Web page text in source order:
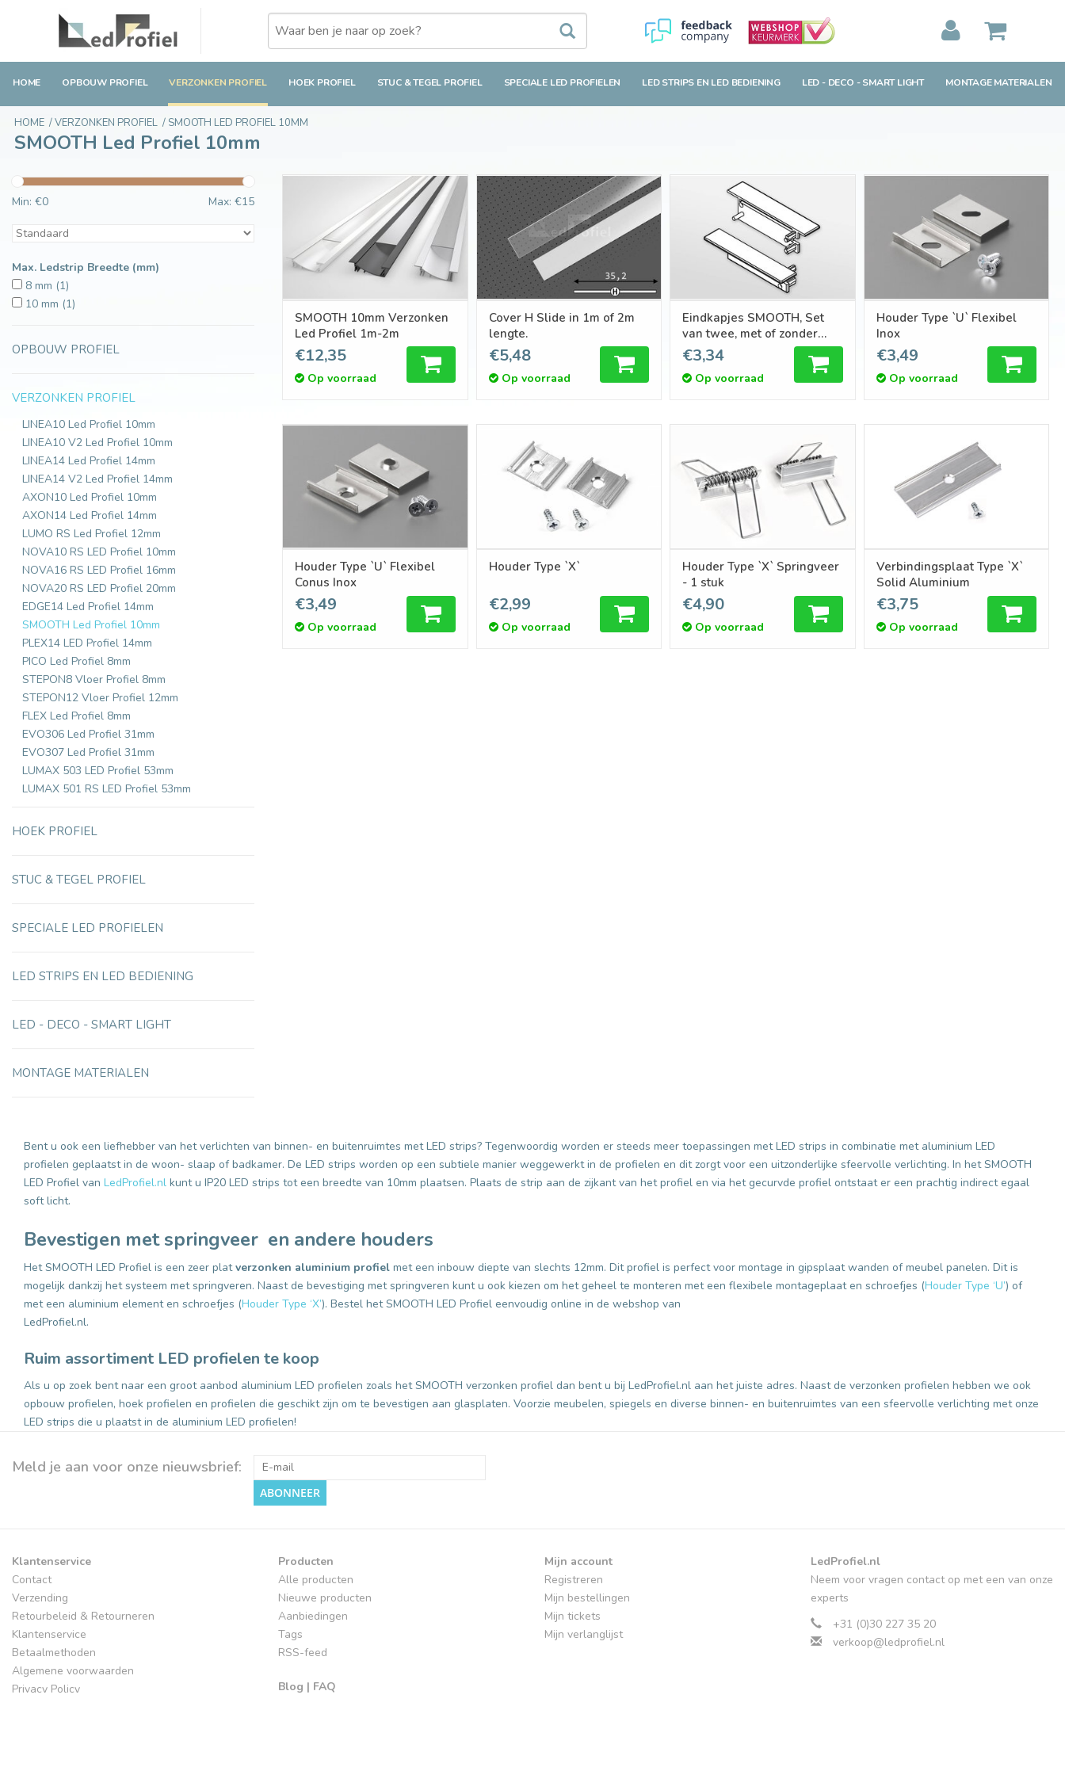
HOME OPBOUW PROFIEL VERZONKEN PROFIEL HOEK PROFIEL STUC & TEGEL PROFIEL SPECIALE LED PROFIELEN LED STRIPS EN LED BEDIENING LED - DECO - SMART LIGHT MONTAGE MATERIALEN
HOME /VERZONKEN PROFIEL / SMOOTH LED PROFIEL 10MM
SMOOTH Led Profiel 10mm
Min: €0 Max: €15
Max. Ledstrip Breedte (mm)
8 mm (1)
10 mm (1)
OPBOUW PROFIEL
VERZONKEN PROFIEL
LINEA10 Led Profiel 10mm
LINEA10 V2 Led Profiel 10mm
LINEA14 Led Profiel 14mm
LINEA14 V2 Led Profiel 14mm
AXON10 Led Profiel 10mm
AXON14 Led Profiel 14mm
LUMO RS Led Profiel 12mm
NOVA10 RS LED Profiel 10mm
NOVA16 RS LED Profiel 16mm
NOVA20 RS LED Profiel 20mm
EDGE14 Led Profiel 14mm
SMOOTH Led Profiel 10mm
PLEX14 LED Profiel 14mm
PICO Led Profiel 8mm
STEPON8 Vloer Profiel 8mm
STEPON12 Vloer Profiel 12mm
FLEX Led Profiel 8mm
EVO306 Led Profiel 31mm
EVO307 Led Profiel 31mm
LUMAX 503 LED Profiel 53mm
LUMAX 501 RS LED Profiel 53mm
HOEK PROFIEL
STUC & TEGEL PROFIEL
SPECIALE LED PROFIELEN
LED STRIPS EN LED BEDIENING
LED - DECO - SMART LIGHT
MONTAGE MATERIALEN
SMOOTH 10mm Verzonken
Led Profiel 1m-2m
€12,35
Op voorraad
Cover H Slide in 1m of 2m
lengte.
€5,48
Op voorraad
Eindkapjes SMOOTH, Set
van twee, met of zonder
kabelgat
€3,34
Op voorraad
Houder Type `U` Flexibel
Inox
€3,49
Op voorraad
Houder Type `U` Flexibel
Conus Inox
€3,49
Op voorraad
Houder Type `X`
€2,99
Op voorraad
Houder Type `X` Springveer
- 1 stuk
€4,90
Op voorraad
Verbindingsplaat Type `X`
Solid Aluminium
€3,75
Op voorraad
Bent u ook een liefhebber van het verlichten van binnen- en buitenruimtes met LED strips? Tegenwoordig worden er steeds meer toepassingen met LED strips in combinatie met aluminium LED
profielen geplaatst in de woon- slaap of badkamer. De LED strips worden op een subtiele manier weggewerkt in de profielen en dit zorgt voor een uitzonderlijke sfeervolle verlichting. In het SMOOTH
LED Profiel van LedProfiel.nl kunt u IP20 LED strips tot een breedte van 10mm plaatsen. Plaats de strip aan de zijkant van het profiel en via het gecurvde profiel ontstaat er een prachtig indirect egaal
soft licht.
Bevestigen met springveer en andere houders
Het SMOOTH LED Profiel is een zeer platverzonken aluminium profiel met een inbouw diepte van slechts 12mm. Dit profiel is perfect voor montage in gipsplaat wanden of meubel panelen. Dit is
mogelijk dankzij het systeem met springveren. Naast de bevestiging met springveren kunt u ook kiezen om het geheel te monteren met een flexibele montageplaat en schroefjes (Houder Type ‘U’) of
met een aluminium element en schroefjes (Houder Type ‘X’). Bestel het SMOOTH LED Profiel eenvoudig online in de webshop van
LedProfiel.nl.
Ruim assortiment LED profielen te koop
Als u op zoek bent naar een groot aanbod aluminium LED profielen zoals het SMOOTH verzonken profiel dan bent u bij LedProfiel.nl aan het juiste adres. Naast de verzonken profielen hebben we ook
opbouw profielen, hoek profielen en profielen die geschikt zijn om te bevestigen aan glasplaten. Voorzie meubelen, spiegels en diverse binnen- en buitenruimtes van een sfeervolle verlichting met onze
LED strips die u plaatst in de aluminium LED profielen!
Meld je aan voor onze nieuwsbrief:
ABONNEER
Klantenservice
Contact
Verzending
Retourbeleid & Retourneren
Klantenservice
Betaalmethoden
Algemene voorwaarden
Privacy Policy
Producten
Alle producten
Nieuwe producten
Aanbiedingen
Tags
RSS-feed
Blog | FAQ
Mijn account
Registreren
Mijn bestellingen
Mijn tickets
Mijn verlanglijst
LedProfiel.nl
Neem voor vragen contact op met een van onze
experts
+31 (0)30 227 35 20
verkoop@ledprofiel.nl